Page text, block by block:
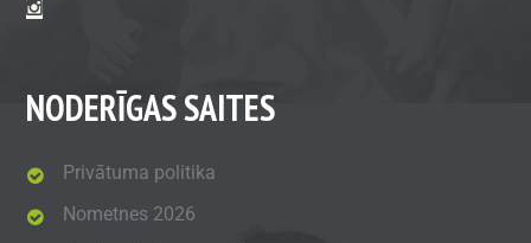
NODERĪGAS SAITES
Privātuma politika
Nometnes 2026